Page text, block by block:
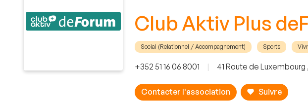
Club Aktiv Plus
Social (Relationnel / Accompagnement) Sports
+352 51 16 06 8001 | 41 Route de
Contacter l'association Suivre